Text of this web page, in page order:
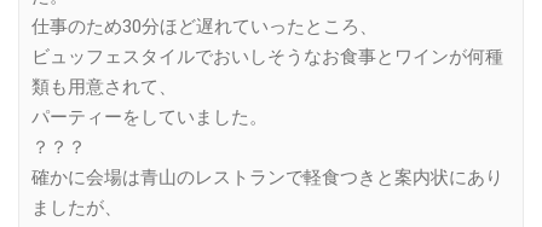
仕事のため30分ほど遅れていったところ、
ビュッフェスタイルでおいしそうなお食事とワインが何種
類も用意されて、
パーティーをしていました。
？？？
確かに会場は青山のレストランで軽食つきと案内状にあり
ましたが、